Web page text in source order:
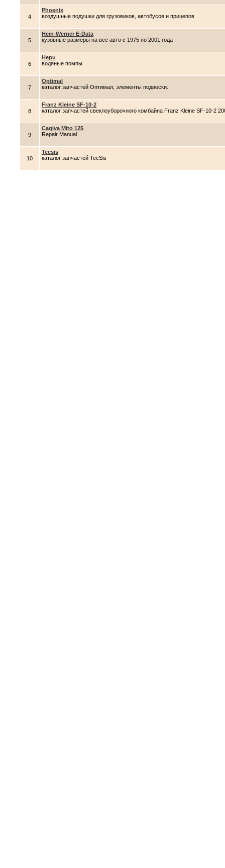
4
Phoenix
воздушные подушки для грузовиков, автобусов и прицепов
5
Hein-Werner E-Data
кузовные размеры на все авто c 1975 по 2001 года
6
Hepu
водяные помпы
7
Optimal
каталог запчастей Оптимал, элементы подвески.
8
Franz Kleine SF-10-2
каталог запчастей свеклоуборочного комбайна Franz Kleine SF-10-2
9
Cagiva Mito 125
Repair Manual
10
Tecsis
каталог запчастей TecSis